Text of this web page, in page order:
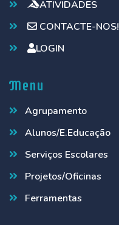
ATIVIDADES
CONTACTE-NOS!
LOGIN
Menu
Agrupamento
Alunos/E.Educação
Serviços Escolares
Projetos/Oficinas
Ferramentas